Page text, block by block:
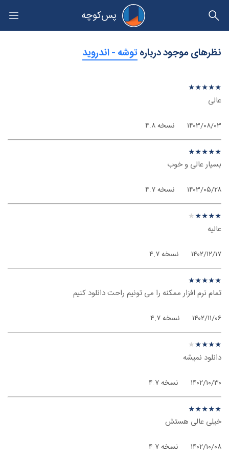
پس‌کوچه
حریم خصوصی
نظرهای موجود درباره‫توشه - اندروید
نظر درباره ‫توشه - اندروید
★★★★★
★
★
★
★
★
عالی
۱۴۰۳/۰۸/۰۳ نسخه ۴.۸
نظر درباره ‫توشه - اندروید
★★★★★
★
★
★
★
★
بسیار عالی و خوب
۱۴۰۳/۰۵/۲۸ نسخه ۴.۷
نظر درباره ‫توشه - اندروید
★★★★★
★
★
★
★
★
عالیه
۱۴۰۲/۱۲/۱۷ نسخه ۴.۷
نظر درباره ‫توشه - اندروید
★★★★★
★
★
★
★
★
تمام نرم افزار ممکنه را می تونیم راحت دانلود کنیم
۱۴۰۲/۱۱/۰۶ نسخه ۴.۷
نظر درباره ‫توشه - اندروید
★★★★★
★
★
★
★
★
دانلود نمیشه
۱۴۰۲/۱۰/۳۰ نسخه ۴.۷
نظر درباره ‫توشه - اندروید
★★★★★
★
★
★
★
★
خیلی عالی هستش
۱۴۰۲/۱۰/۰۸ نسخه ۴.۷